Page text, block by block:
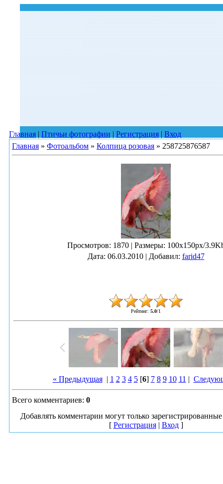
Главная | Птичьи фотографии | Регистрация | Вход
Главная » Фотоальбом » Колпица розовая » 258725876587
Просмотров: 1870 | Размеры: 100x150px/
Дата: 06.03.2010 | Добавил: farid47
Рейтинг: 5.0/1
« Предыдущая| 1 2 3 4 5[6] 7 8 9 10 11 |
Всего комментариев: 0
Добавлять комментарии могут только
[ Регистрация| Вход]